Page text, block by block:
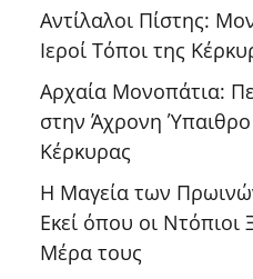
Αντίλαλοι Πίστης:
Ιεροί Τόποι της
Αρχαία Μονοπάτια:
στην Άχρονη Ύπαιθρο
Κέρκυρας
Η Μαγεία των
Εκεί όπου οι Ντόπιοι
Μέρα τους